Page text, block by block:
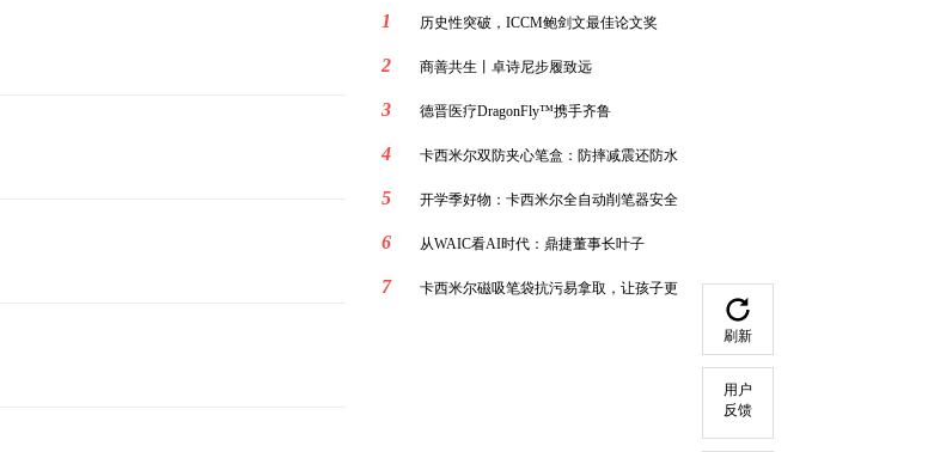
1
历史性突破，ICCM鲍剑文最佳论文奖
2 商善共生丨卓诗尼步履致远
3 德晋医疗DragonFly™携手齐鲁
4 卡西米尔双防夹心笔盒：防摔减震还防水
5 开学季好物：卡西米尔全自动削笔器安全
6 从WAIC看AI时代：鼎捷董事长叶子
7 卡西米尔磁吸笔袋抗污易拿取，让孩子更
刷新
用户
反馈